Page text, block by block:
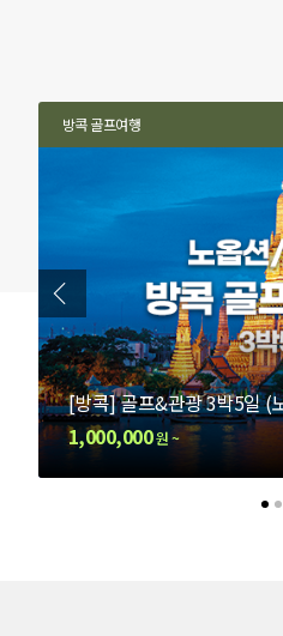
방콕 골프여행
[방콕] 골프&관광 3박5일 (
1,000,000원 ~
파타야 골프여행
[파타야] 풀빌라 럭
850,000 원 ~